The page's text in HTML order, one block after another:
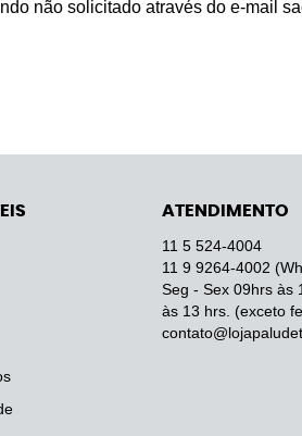
não solicitado através do e-mail
ATENDIMENTO
11 5 524-4004
11 9 9264-4002
Seg - Sex 09hrs às
às 13 hrs. (exceto